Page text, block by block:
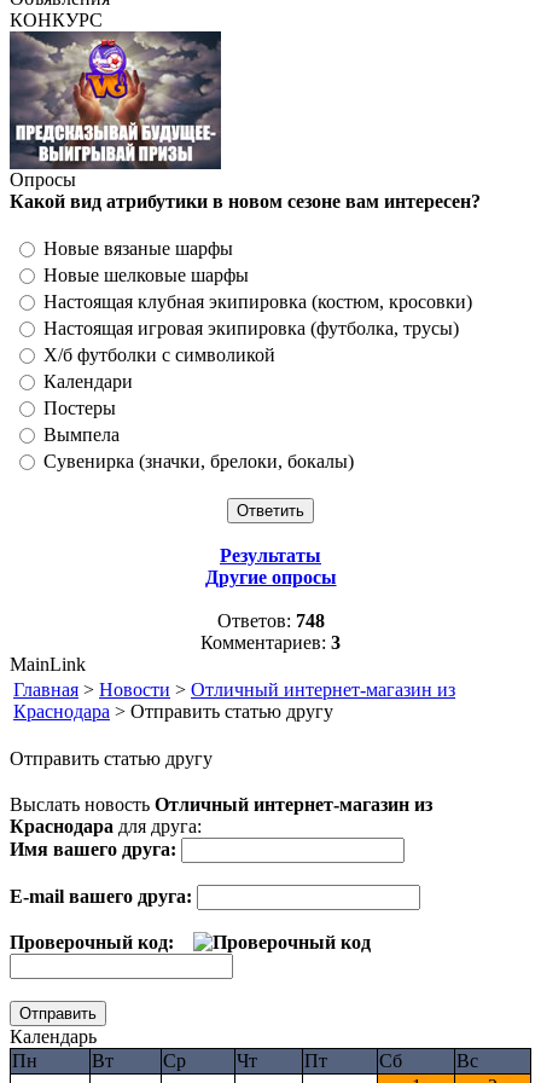
КОНКУРС
Опросы
Какой вид атрибутики в новом сезоне вам интересен?
Новые вязаные шарфы
Новые шелковые шарфы
Настоящая клубная экипировка (костюм, кросовки)
Настоящая игровая экипировка (футболка, трусы)
Х/б футболки с символикой
Календари
Постеры
Вымпела
Сувенирка (значки, брелоки, бокалы)
Результаты
Другие опросы
Ответов: 748
Комментариев: 3
MainLink
Главная > Новости > Отличный интернет-магазин из
Краснодара > Отправить статью другу
Отправить статью другу
Выслать новость Отличный интернет-магазин из
Краснодара для друга:
Имя вашего друга:
E-mail вашего друга:
Проверочный код:
Календарь
Пн
Вт Ср Чт Пт Сб
Вс